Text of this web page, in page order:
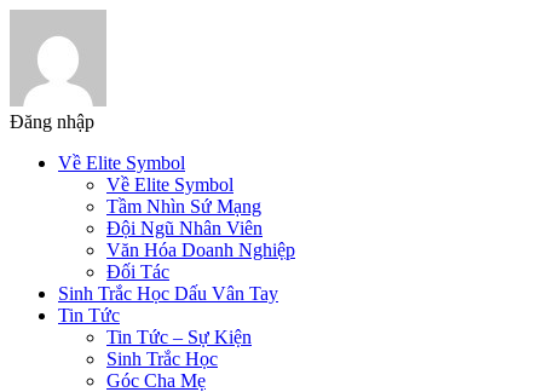
Đăng nhập
Về Elite Symbol
Về Elite Symbol
Tầm Nhìn Sứ Mạng
Đội Ngũ Nhân Viên
Văn Hóa Doanh Nghiệp
Đối Tác
Sinh Trắc Học Dấu Vân Tay
Tin Tức
Tin Tức – Sự Kiện
Sinh Trắc Học
Góc Cha Mẹ